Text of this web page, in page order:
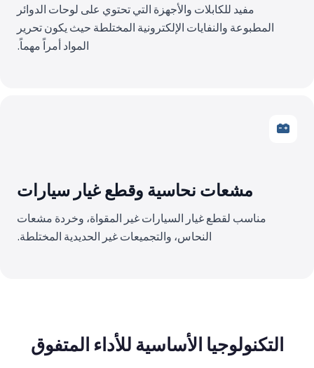
مفيد للكابلات والأجهزة التي تحتوي على لوحات الدوائر
المطبوعة والنفايات الإلكترونية المختلطة حيث يكون تحرير
المواد أمراً مهماً.
مشعات نحاسية وقطع غيار سيارات
مناسب لقطع غيار السيارات غير المقواة، وخردة مشعات
النحاس، والتجميعات غير الحديدية المختلطة.
التكنولوجيا الأساسية للأداء المتفوق